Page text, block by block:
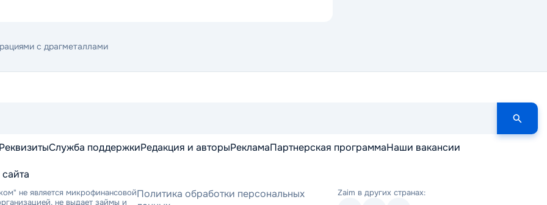
с драгметаллами
РеквизитыСлужба поддержкиРедакция и авторыРекламаПартнерская программаНаши вакансии
не является микрофинансовой
не выдает займы и
Политика обработки персональных
Zaim в других странах: